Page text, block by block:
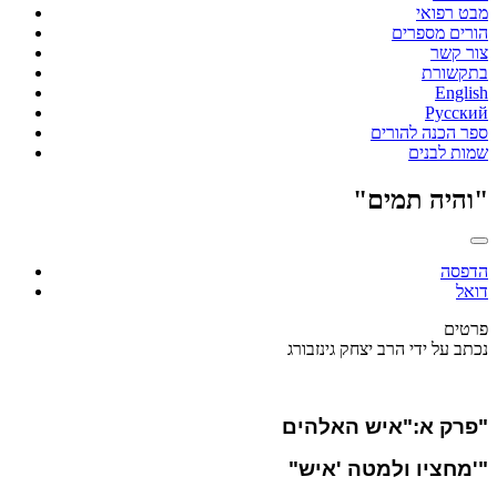
מבט רפואי
הורים מספרים
צור קשר
בתקשורת
English
Русский
ספר הכנה להורים
שמות לבנים
"והיה תמים"
הדפסה
דואל
פרטים
נכתב על ידי הרב יצחק גינזבורג
פרק א:"איש האלהים"
"מחציו ולמטה 'איש'"